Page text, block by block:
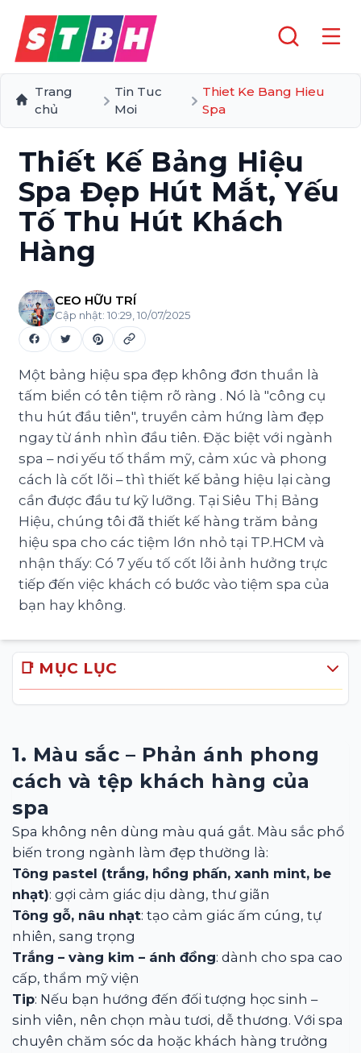
Trang
chủ
Tin Tuc
Moi
Thiet Ke Bang Hieu
Spa
Thiết Kế Bảng Hiệu
Spa Đẹp Hút Mắt, Yếu
Tố Thu Hút Khách
Hàng
CEO HỮU TRÍ
Cập nhật: 10:29, 10/07/2025
Một bảng hiệu spa đẹp không đơn thuần là
tấm biển có tên tiệm rõ ràng . Nó là "công cụ
thu hút đầu tiên", truyền cảm hứng làm đẹp
ngay từ ánh nhìn đầu tiên. Đặc biệt với ngành
spa – nơi yếu tố thẩm mỹ, cảm xúc và phong
cách là cốt lõi – thì thiết kế bảng hiệu lại càng
cần được đầu tư kỹ lưỡng. Tại Siêu Thị Bảng
Hiệu, chúng tôi đã thiết kế hàng trăm bảng
hiệu spa cho các tiệm lớn nhỏ tại TP.HCM và
nhận thấy: Có 7 yếu tố cốt lõi ảnh hưởng trực
tiếp đến việc khách có bước vào tiệm spa của
bạn hay không.
📑 MỤC LỤC
1. Màu sắc – Phản ánh phong
cách và tệp khách hàng của
spa
Spa không nên dùng màu quá gắt. Màu sắc phổ
biến trong ngành làm đẹp thường là:
Tông pastel (trắng, hồng phấn, xanh mint, be
nhạt): gợi cảm giác dịu dàng, thư giãn
Tông gỗ, nâu nhạt: tạo cảm giác ấm cúng, tự
nhiên, sang trọng
Trắng – vàng kim – ánh đồng: dành cho spa cao
cấp, thẩm mỹ viện
Tip: Nếu bạn hướng đến đối tượng học sinh –
sinh viên, nên chọn màu tươi, dễ thương. Với spa
chuyên chăm sóc da hoặc khách hàng trưởng